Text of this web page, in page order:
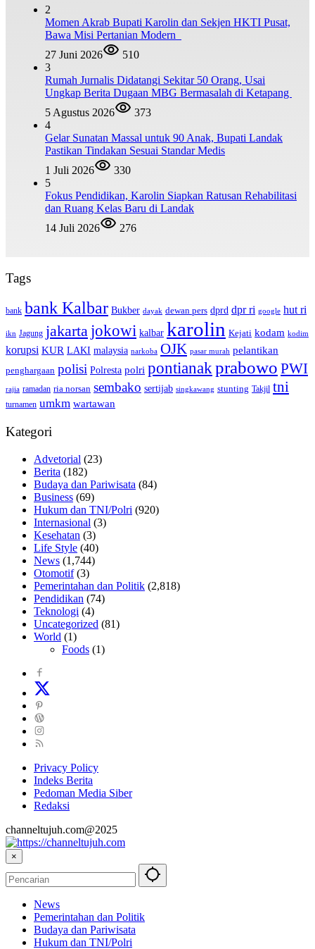
2
Momen Akrab Bupati Karolin dan Sekjen HKTI Pusat,
Bawa Misi Pertanian Modern
27 Juni 2026
510
3
Rumah Jurnalis Didatangi Sekitar 50 Orang, Usai
Ungkap Berita Dugaan MBG Bermasalah di Ketapang
5 Agustus 2026
373
4
Gelar Sunatan Massal untuk 90 Anak, Bupati Landak
Pastikan Tindakan Sesuai Standar Medis
1 Juli 2026
330
5
Fokus Pendidikan, Karolin Siapkan Ratusan Rehabilitasi
dan Ruang Kelas Baru di Landak
14 Juli 2026
276
Tags
bank bank Kalbar Bukber dayak dewan pers dprd dpr ri google hut ri
ikn Jagung jakarta jokowi kalbar karolin Kejati kodam kodim
korupsi KUR LAKI malaysia narkoba OJK pasar murah pelantikan
penghargaan polisi Polresta polri pontianakprabowo PWI
rajia ramadan ria norsan sembako sertijab singkawang stunting Takjil tni
turnamen umkm wartawan
Kategori
Advetorial (23)
Berita (182)
Budaya dan Pariwisata (84)
Business (69)
Hukum dan TNI/Polri (920)
Internasional (3)
Kesehatan (3)
Life Style (40)
News (1,744)
Otomotif(3)
Pemerintahan dan Politik (2,818)
Pendidikan (74)
Teknologi (4)
Uncategorized (81)
World (1)
Foods (1)
Privacy Policy
Indeks Berita
Pedoman Media Siber
Redaksi
channeltujuh.com@2025
×
News
Pemerintahan dan Politik
Budaya dan Pariwisata
Hukum dan TNI/Polri